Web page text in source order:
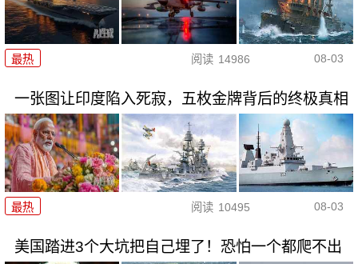
最热 阅读 14986 08-03
一张图让印度陷入死寂，五枚金牌背后的终极真相
最热 阅读 10495 08-03
美国踏进3个大坑把自己埋了！恐怕一个都爬不出